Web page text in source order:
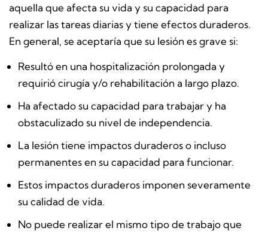
aquella que afecta su vida y su capacidad para
realizar las tareas diarias y tiene efectos duraderos.
En general, se aceptaría que su lesión es grave si:
Resultó en una hospitalización prolongada y
requirió cirugía y/o rehabilitación a largo plazo.
Ha afectado su capacidad para trabajar y ha
obstaculizado su nivel de independencia.
La lesión tiene impactos duraderos o incluso
permanentes en su capacidad para funcionar.
Estos impactos duraderos imponen severamente
su calidad de vida.
No puede realizar el mismo tipo de trabajo que